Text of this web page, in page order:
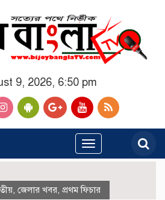
9, 2026, 6:50 pm
Toggle
navigation
জেলার খবর প্রথম ফিচার